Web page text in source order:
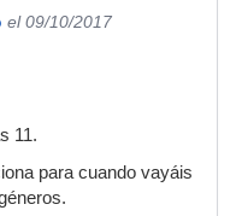
el 09/10/2017
11.
para cuando vayáis